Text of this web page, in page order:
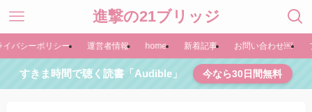
進撃の21ブリッジ
イバシーポリシー 運営者情報 home 新着記事 お問い合わせ￼
すきま時間で聴く読書「Audible」 今なら30日間無料